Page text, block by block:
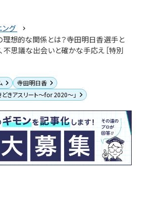
ング
理想的な関係とは？寺田明日香選手と
不思議な出会いと確かな手応え［特別
寺田明日香
どきアスリート〜for 2020〜」